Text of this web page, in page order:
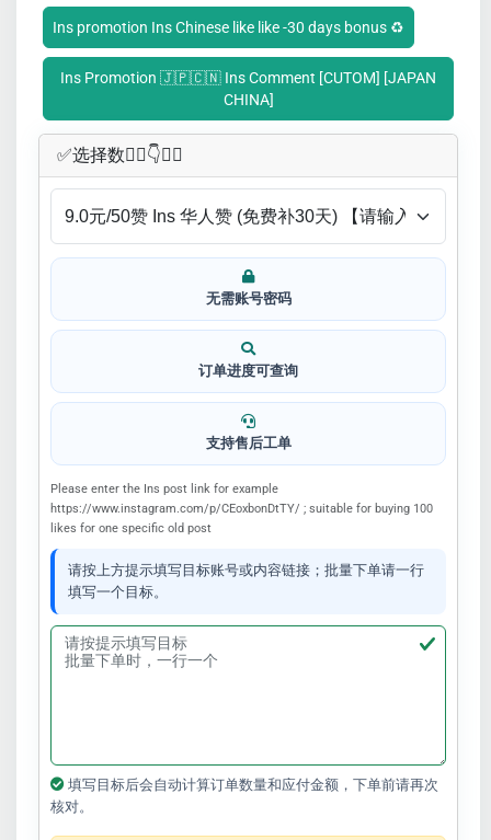
Ins promotion Ins Chinese like like -30 days bonus ♻️
Ins Promotion 🇯🇵🇨🇳 Ins Comment [CUTOM] [JAPAN
CHINA]
✅​选择数👇🏻​​👇👇🏻​​
无需账号密码
订单进度可查询
支持售后工单
Please enter the Ins post link for example
https://www.instagram.com/p/CEoxbonDtTY/ ; suitable for buying 100
likes for one specific old post
请按上方提示填写目标账号或内容链接；批量下单请一行
填写一个目标。
填写目标后会自动计算订单数量和应付金额，下单前请再次
核对。